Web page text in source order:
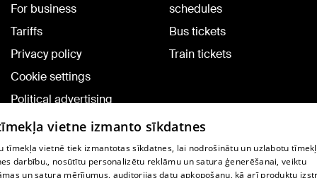
For business
Tariffs
Privacy policy
Cookie settings
Political advertising
Cookie policy
Commenting terms
schedules
Bus tickets
Train tickets
vietne izmanto sīkdatnes
tīmekļa vietnē tiek izmantotas sīkdatnes, lai nodrošinātu un uzlabotu
darbību., nosūtītu personalizētu reklāmu un satura ģenerēšanai, veiktu
un satura mērījumus, auditorijas datu apkopošanu, kā arī produktu